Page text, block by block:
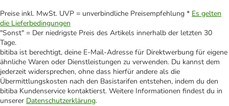
Preise inkl. MwSt. UVP = unverbindliche Preisempfehlung * Es gelten
die Lieferbedingungen
"Sonst" = Der niedrigste Preis des Artikels innerhalb der letzten 30
Tage.
bitiba ist berechtigt, deine E-Mail-Adresse für Direktwerbung für eigene
ähnliche Waren oder Dienstleistungen zu verwenden. Du kannst dem
jederzeit widersprechen, ohne dass hierfür andere als die
Übermittlungskosten nach den Basistarifen entstehen, indem du den
bitiba Kundenservice kontaktierst. Weitere Informationen findest du in
unserer Datenschutzerklärung.